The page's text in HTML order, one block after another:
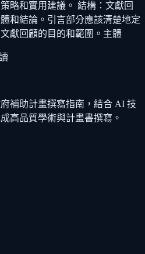
略和實用建議。 結構：文獻回
和結論。引言部分應該清楚地定
獻回顧的目的和範圍。主體
補助計畫撰寫指南，結合 AI 技
高品質學術與計畫書撰寫。